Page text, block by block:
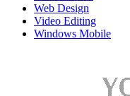
Web Design
Video Editing
Windows Mobile